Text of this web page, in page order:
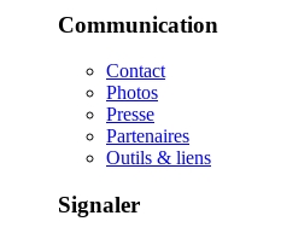
Communication
Contact
Photos
Presse
Partenaires
Outils & liens
Signaler